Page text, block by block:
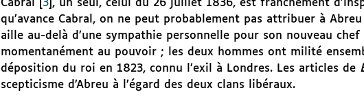
Cabral
3] , un seul, celui du 26 juillet 1836, est franchement
qu’avance Cabral, on ne peut probablement pas attribuer à
aille au-delà d’une sympathie personnelle pour son nouveau
momentanément au pouvoir ; les deux hommes ont milité
déposition du roi en 1823, connu l’exil à Londres. Les articles de
scepticisme d’Abreu à l’égard des deux clans libéraux.